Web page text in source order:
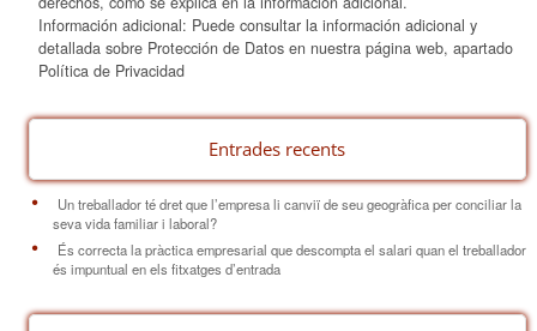
Información adicional: Puede consultar la información adicional y
detallada sobre Protección de Datos en nuestra página web, apartado
Política de Privacidad
Entrades recents
Un treballador té dret que l’empresa li canviï de seu geogràfica per conciliar la
seva vida familiar i laboral?
És correcta la pràctica empresarial que descompta el salari quan el treballador
és impuntual en els fitxatges d’entrada